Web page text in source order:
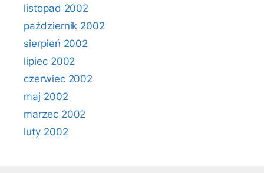
listopad 2002
październik 2002
sierpień 2002
lipiec 2002
czerwiec 2002
maj 2002
marzec 2002
luty 2002